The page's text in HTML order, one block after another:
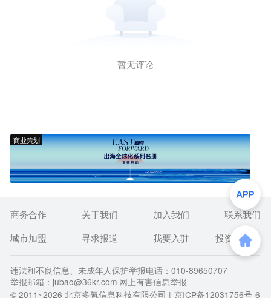
暂无评论
商业策划
商务合作 关于我们 加入我们
联系我们
城市加盟
寻求报道 我要入驻 投资者关系
违法和不良信息、未成年人保护举报电话：010-89650707
举报邮箱：jubao@36kr.com 网上有害信息举报
© 2011~2026 北京多氪信息科技有限公司 | 京ICP备12031756号-6